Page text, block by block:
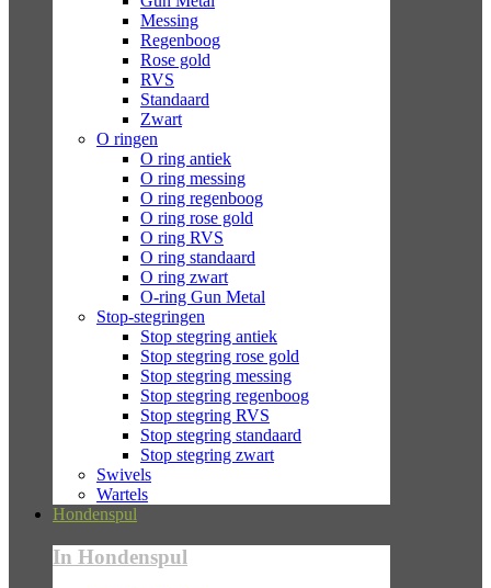
Messing
Regenboog
Rose gold
RVS
Standaard
Zwart
O ringen
O ring antiek
O ring messing
O ring regenboog
O ring rose gold
O ring RVS
O ring standaard
O ring zwart
O-ring Gun Metal
Stop-stegringen
Stop stegring antiek
Stop stegring rose gold
Stop stegring messing
Stop stegring regenboog
Stop stegring RVS
Stop stegring standaard
Stop stegring zwart
Swivels
Wartels
Hondenspul
In Hondenspul